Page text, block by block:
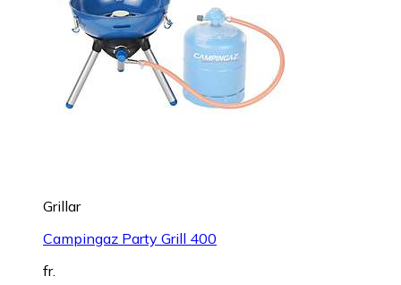
Grillar
Campingaz Party Grill 400
fr.